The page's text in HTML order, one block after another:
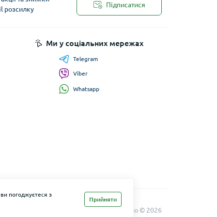
розсилку
Підписатися
Ми у соціальних мережах
Telegram
Viber
Whatsapp
Maxi Zoo © 2026
погоджуєтеся з
Прийняти